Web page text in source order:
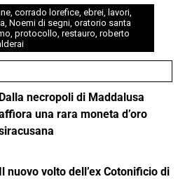
, corrado lorefice, ebrei, lavori,
, Noemi di segni, oratorio santa
, protocollo, restauro, roberto
Dalla necropoli di Maddalusa
una rara moneta d’oro
Il nuovo volto dell’ex Cotonificio di